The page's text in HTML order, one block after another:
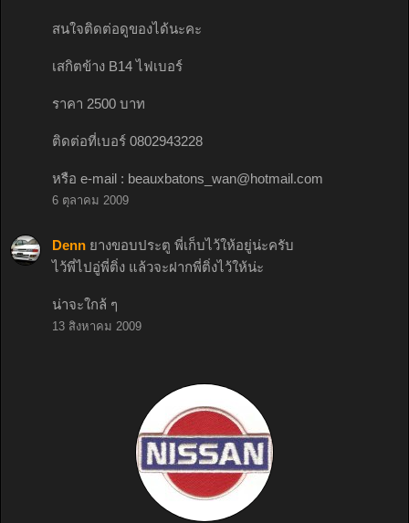
สนใจติดต่อดูของได้นะคะ
เสกิตข้าง B14 ไฟเบอร์
ราคา 2500 บาท
ติดต่อที่เบอร์ 0802943228
หรือ e-mail : beauxbatons_wan@hotmail.com
6 ตุลาคม 2009
Denn ยางขอบประตู พี่เก็บไว้ให้อยู่น่ะครับ
ไว้พี่ไปอู่พี่ติ่ง แล้วจะฝากพี่ติ่งไว้ให้น่ะ
น่าจะใกล้ ๆ
13 สิงหาคม 2009